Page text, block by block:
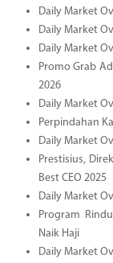
Daily Market
Daily Market
Daily Market
Promo Grab
2026
Daily Market
Perpindahan
Daily Market
Prestisius,
Best CEO 2025
Daily Market
Program
Naik Haji
Daily Market